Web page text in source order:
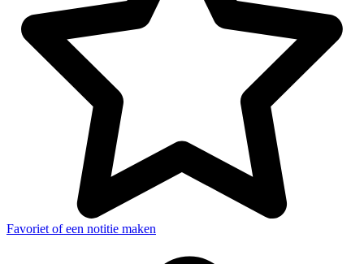
Favoriet of een notitie maken